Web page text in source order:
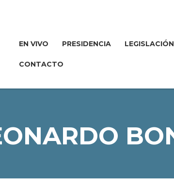
EN VIVO PRESIDENCIA LEGISLACIÓN
CONTACTO